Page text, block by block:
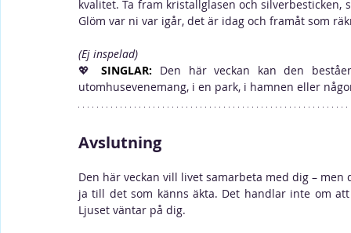
kvalitet. Ta fram kristallglasen och
Glöm var ni var igår, det är idag och framåt som
(Ej inspelad)
💖
SINGLAR:
Den här veckan kan den
utomhusevenemang, i en park, i hamnen eller
Avslutning
Den här veckan vill livet samarbeta med dig –
ja till det som känns äkta. Det handlar inte om
Ljuset väntar på dig.